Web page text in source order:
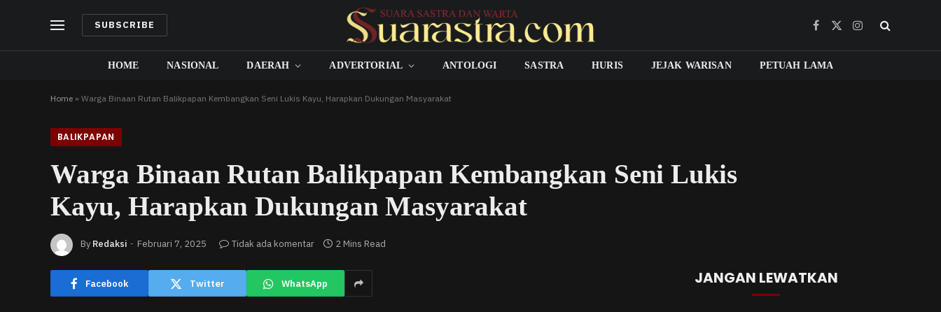
SUBSCRIBE Facebook
X
Instagram
HOME NASIONAL DAERAH ADVERTORIAL ANTOLOGI SASTRA HURIS JEJAK WARISAN PETUAH LAMA
Home » Warga Binaan Rutan Balikpapan Kembangkan Seni Lukis Kayu, Harapkan Dukungan Masyarakat
BALIKPAPAN
Warga Binaan Rutan Balikpapan Kembangkan Seni Lukis
Kayu, Harapkan Dukungan Masyarakat
By Redaksi Februari 7, 2025 Tidak ada komentar 2 Mins Read
Facebook Twitter WhatsApp JANGAN LEWATKAN